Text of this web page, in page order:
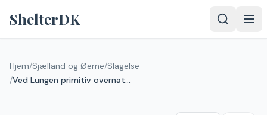
ShelterDK
Hjem/Sjælland og Øerne/Slagelse
/
Ved Lungen primitiv overnatningsplads, Fodsporet
overnatningsplads, Fodsporet
Sønder Bjerge